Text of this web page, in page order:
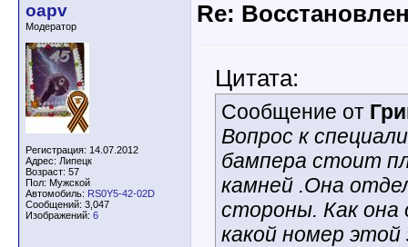
oapv
Модератор
Регистрация: 14.07.2012
Адрес: Липецк
Возраст: 57
Пол: Мужской
Автомобиль: RS0Y5-42-02D
Сообщений: 3,047
Изображений: 6
Re:
Цитата:
Сообщение от
Вопрос к
бампера стоит
камней .Она
стороны. Как она
какой номер